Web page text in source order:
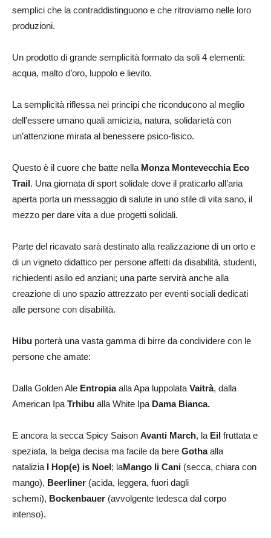
semplici che la contraddistinguono e che ritroviamo nelle loro
produzioni.
Un prodotto di grande semplicità formato da soli 4 elementi:
acqua, malto d’oro, luppolo e lievito.
La semplicità riflessa nei principi che riconducono al meglio
dell’essere umano quali amicizia, natura, solidarietà con
un’attenzione mirata al benessere psico-fisico.
Questo è il cuore che batte nella Monza Montevecchia Eco
Trail. Una giornata di sport solidale dove il praticarlo all’aria
aperta porta un messaggio di salute in uno stile di vita sano, il
mezzo per dare vita a due progetti solidali.
Parte del ricavato sarà destinato alla realizzazione di un orto e
di un vigneto didattico per persone affetti da disabilità, studenti,
richiedenti asilo ed anziani; una parte servirà anche alla
creazione di uno spazio attrezzato per eventi sociali dedicati
alle persone con disabilità.
Hibu porterà una vasta gamma di birre da condividere con le
persone che amate:
Dalla Golden Ale Entropiaalla Apa luppolata Vaitrà, dalla
American Ipa Trhibu alla White Ipa Dama Bianca.
E ancora la secca Spicy Saison Avanti March, la Eil fruttata e
speziata, la belga decisa ma facile da bere Gothaalla
natalizia I Hop(e) is Noel; laMango li Cani (secca, chiara con
mango), Beerliner (acida, leggera, fuori dagli
schemi), Bockenbauer (avvolgente tedesca dal corpo
intenso).